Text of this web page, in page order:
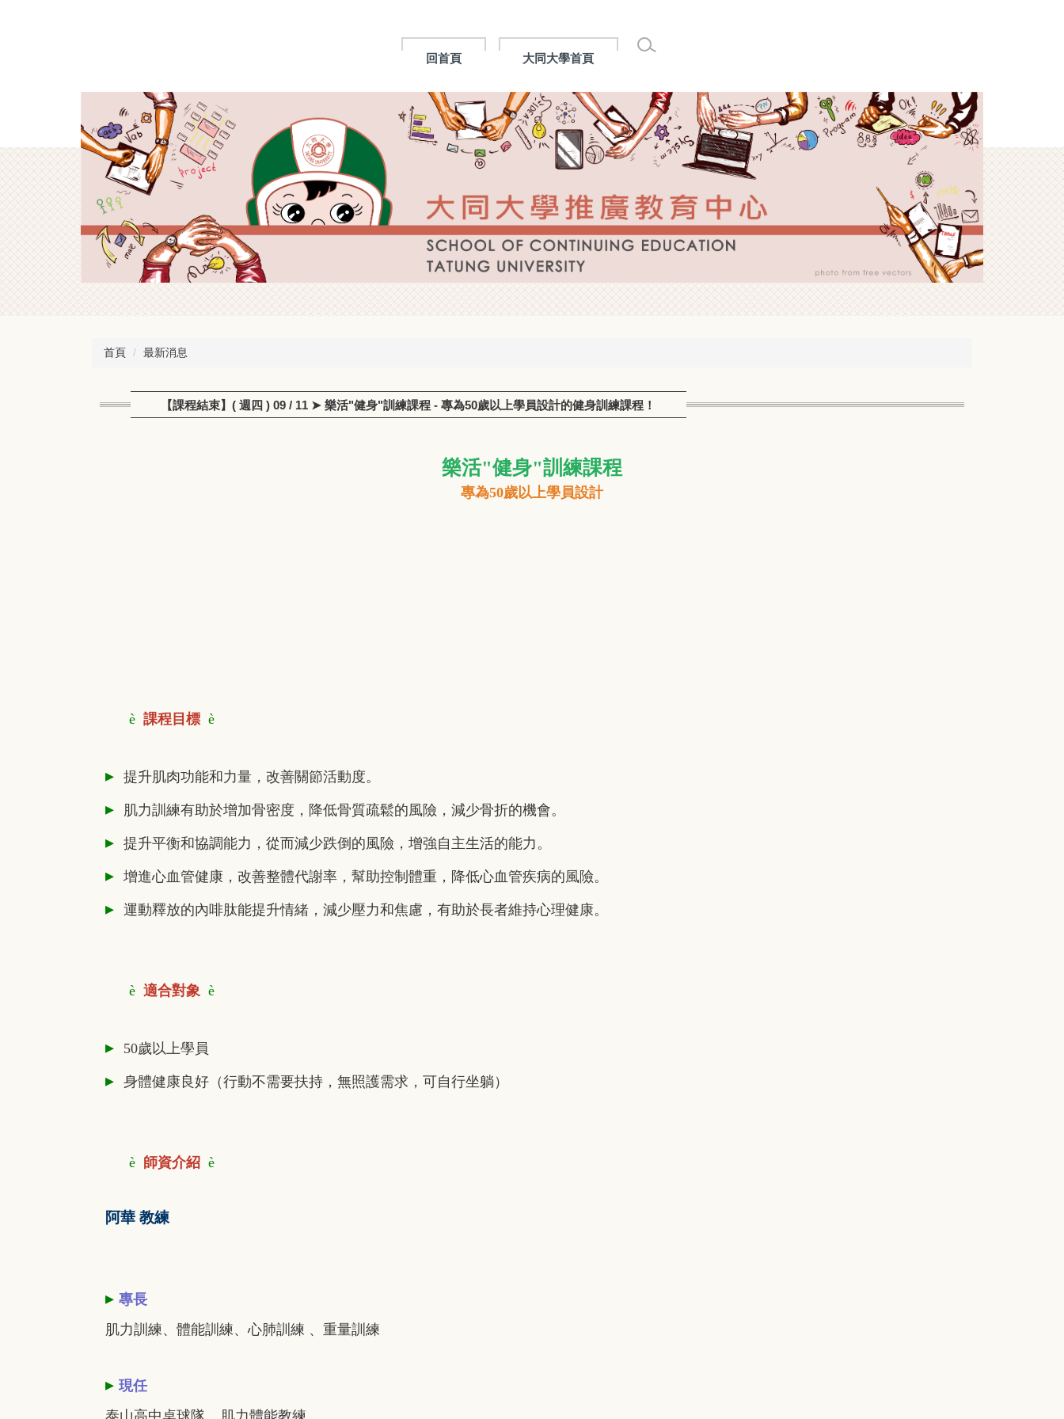
回首頁 大同大學首頁
首頁 最新消息
【課程結束】( 週四 ) 09 / 11 ➤ 樂活"健身"訓練課程 - 專為50歲以上學員設計的健身訓練課程！
樂活"健身"訓練課程
專為50歲以上學員設計
è 課程目標 è
▸ 提升肌肉功能和力量，改善關節活動度。
▸ 肌力訓練有助於增加骨密度，降低骨質疏鬆的風險，減少骨折的機會。
▸ 提升平衡和協調能力，從而減少跌倒的風險，增強自主生活的能力。
▸ 增進心血管健康，改善整體代謝率，幫助控制體重，降低心血管疾病的風險。
▸ 運動釋放的內啡肽能提升情緒，減少壓力和焦慮，有助於長者維持心理健康。
è 適合對象 è
▸ 50歲以上學員
▸ 身體健康良好（行動不需要扶持，無照護需求，可自行坐躺）
è 師資介紹 è
阿華 教練
▸ 專長
肌力訓練、體能訓練、心肺訓練 、重量訓練
▸ 現任